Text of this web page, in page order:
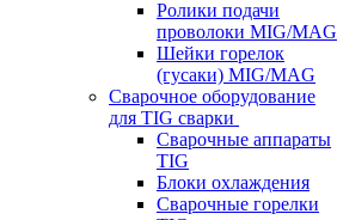
Ролики подачи
проволоки MIG/MAG
Шейки горелок
(гусаки) MIG/MAG
Сварочное оборудование
для TIG сварки
Сварочные аппараты
TIG
Блоки охлаждения
Сварочные горелки